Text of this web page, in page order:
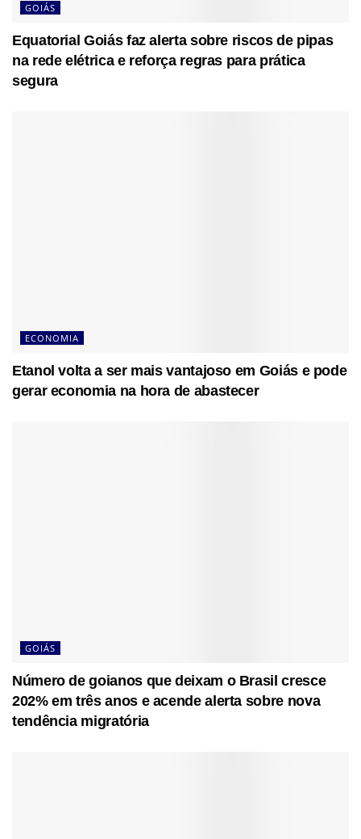
GOIÁS
Equatorial Goiás faz alerta sobre riscos de pipas
na rede elétrica e reforça regras para prática
segura
ECONOMIA
Etanol volta a ser mais vantajoso em Goiás e pode
gerar economia na hora de abastecer
GOIÁS
Número de goianos que deixam o Brasil cresce
202% em três anos e acende alerta sobre nova
tendência migratória